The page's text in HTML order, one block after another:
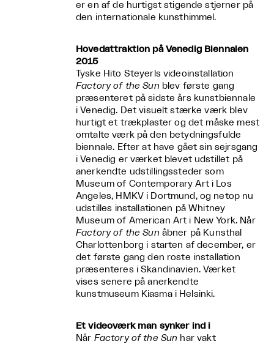
er en af de hurtigst stigende stjerner på
den internationale kunsthimmel.
Hovedattraktion på Venedig Biennalen
2015
Tyske Hito Steyerls videoinstallation
Factory of the Sun blev første gang
præsenteret på sidste års kunstbiennale
i Venedig. Det visuelt stærke værk blev
hurtigt et trækplaster og det måske mest
omtalte værk på den betydningsfulde
biennale. Efter at have gået sin sejrsgang
i Venedig er værket blevet udstillet på
anerkendte udstillingssteder som
Museum of Contemporary Art i Los
Angeles, HMKV i Dortmund, og netop nu
udstilles installationen på Whitney
Museum of American Art i New York. Når
Factory of the Sun åbner på Kunsthal
Charlottenborg i starten af december, er
det første gang den roste installation
præsenteres i Skandinavien. Værket
vises senere på anerkendte
kunstmuseum Kiasma i Helsinki.
Et videoværk man synker ind i
Når Factory of the Sun har vakt